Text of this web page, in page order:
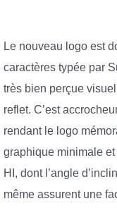
Le nouveau logo est
caractères typée par
très bien perçue
reflet. C’est
rendant le logo
graphique minimale
HI, dont l’angle
même assurent une